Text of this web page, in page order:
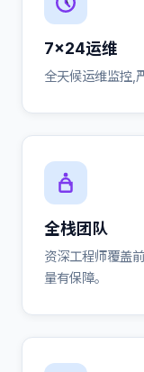
7×24运维
全天候运维监控,
全栈团队
资深工程师覆盖
量有保障。